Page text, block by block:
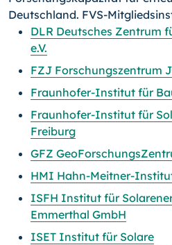
Deutschland. FVS-
DLR Deutsches Zentrum
e.V.
FZJ Forschungszentrum
Fraunhofer-Institut für
Fraunhofer-Institut für
Freiburg
GFZ
HMI Hahn-Meitner-
ISFH Institut für
Emmerthal GmbH
ISET Institut für Solare